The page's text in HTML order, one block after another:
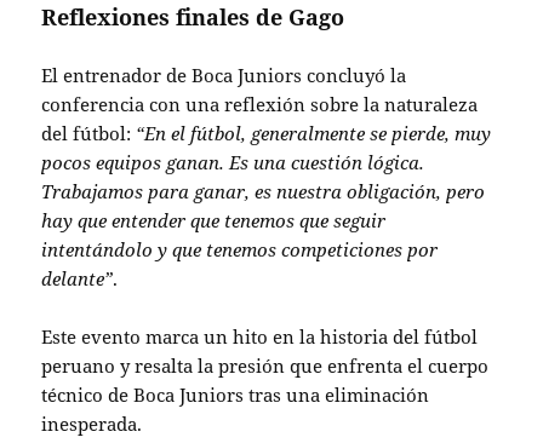
Reflexiones finales de Gago
El entrenador de Boca Juniors concluyó la
conferencia con una reflexión sobre la naturaleza
del fútbol: “En el fútbol, generalmente se pierde, muy
pocos equipos ganan. Es una cuestión lógica.
Trabajamos para ganar, es nuestra obligación, pero
hay que entender que tenemos que seguir
intentándolo y que tenemos competiciones por
delante”.
Este evento marca un hito en la historia del fútbol
peruano y resalta la presión que enfrenta el cuerpo
técnico de Boca Juniors tras una eliminación
inesperada.